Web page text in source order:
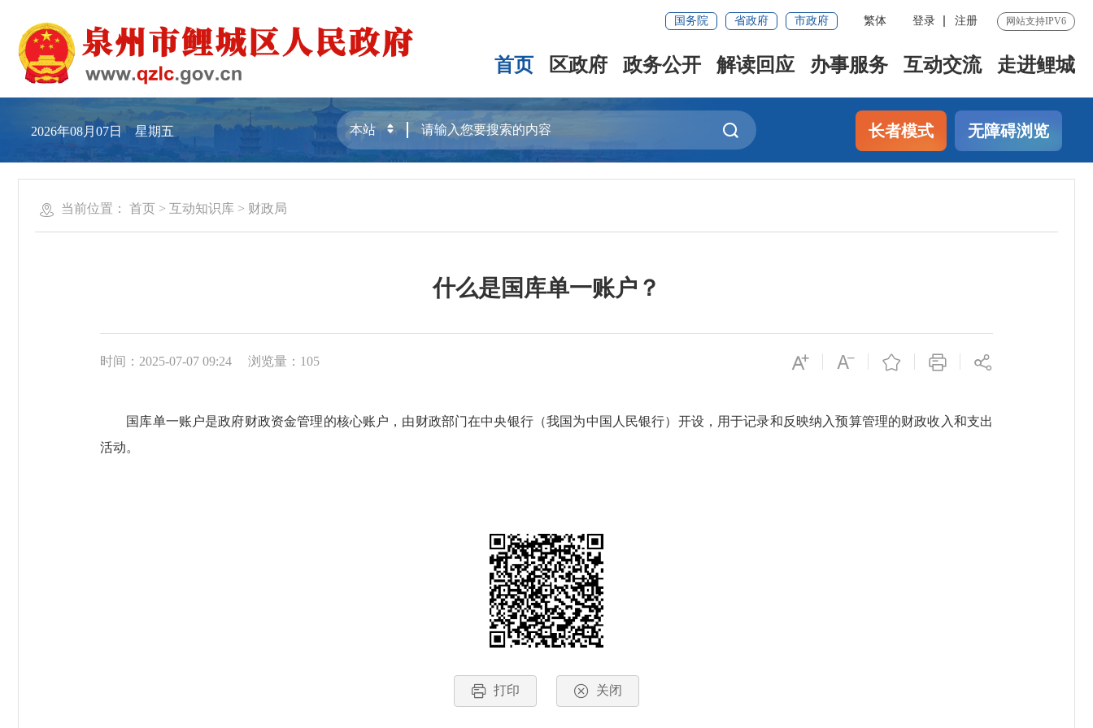
国务院 省政府 市政府 繁体 登录 注册 网站支持IPV6
首页 区政府 政务公开 解读回应 办事服务 互动交流 走进鲤城
2026年08月07日 星期五 长者模式 无障碍浏览
当前位置： 首页 > 互动知识库 > 财政局
什么是国库单一账户？
时间：2025-07-07 09:24 浏览量： 105
国库单一账户是政府财政资金管理的核心账户，由财政部门在中央银行（我国为中国人民银行）开设，用于记录和反映纳入预算管理的财政收入和支出
活动。
打印 关闭